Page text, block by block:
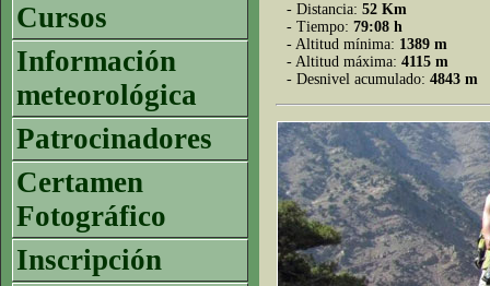
Cursos
Información
meteorológica
Patrocinadores
Certamen
Fotográfico
Inscripción
- Distancia: 52 Km
- Tiempo: 79:08 h
- Altitud mínima: 1389 m
- Altitud máxima: 4115 m
- Desnivel acumulado: 4843 m